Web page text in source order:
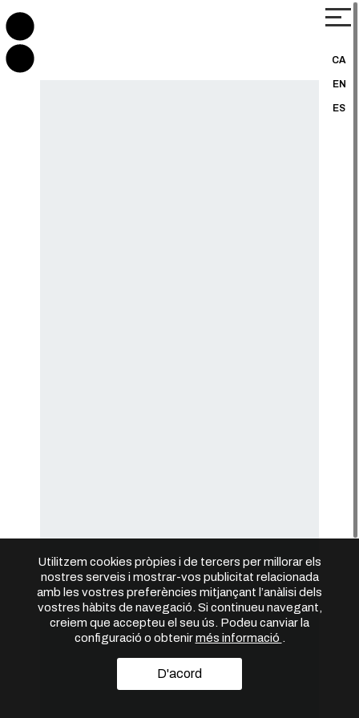
CA
EN
ES
Utilitzem cookies pròpies i de tercers per millorar els
nostres serveis i mostrar-vos publicitat relacionada
amb les vostres preferències mitjançant l’anàlisi dels
vostres hàbits de navegació. Si continueu navegant,
creiem que accepteu el seu ús. Podeu canviar la
configuració o obtenirmés informació
D'acord